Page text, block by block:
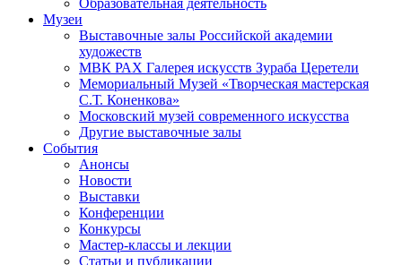
Музеи
Выставочные залы Российской академии
художеств
МВК РАХ Галерея искусств Зураба Церетели
Мемориальный Музей «Творческая мастерская
С.Т. Коненкова»
Московский музей современного искусства
Другие выставочные залы
События
Анонсы
Новости
Выставки
Конференции
Конкурсы
Мастер-классы и лекции
Статьи и публикации